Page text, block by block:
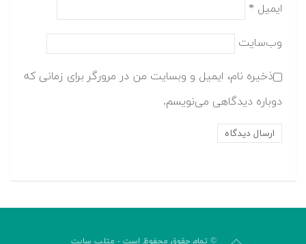
ایمیل *
وب‌سایت
ذخیره نام، ایمیل و وبسایت من در مرورگر برای زمانی که
دوباره دیدگاهی می‌نویسم.
© تمام حقوق محفوظ است - متلب سایت